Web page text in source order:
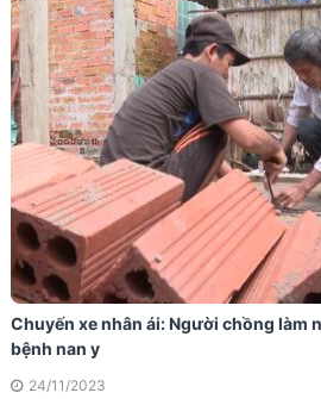
Chuyến xe nhân ái: Người chồng làm
bệnh nan y
24/11/2023